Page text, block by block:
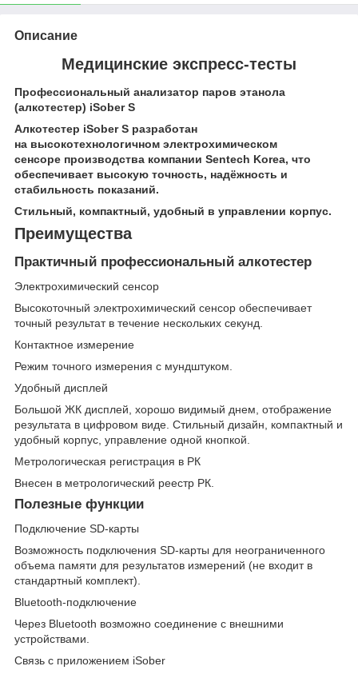
Описание
Медицинские экспресс-тесты
Профессиональный анализатор паров этанола
(алкотестер) iSober S
Алкотестер iSober S разработан
на высокотехнологичном электрохимическом
сенсоре производства компании Sentech Korea, что
обеспечивает высокую точность, надёжность и
стабильность показаний.
Стильный, компактный, удобный в управлении корпус.
Преимущества
Практичный профессиональный алкотестер
Электрохимический сенсор
Высокоточный электрохимический сенсор обеспечивает
точный результат в течение нескольких секунд.
Контактное измерение
Режим точного измерения с мундштуком.
Удобный дисплей
Большой ЖК дисплей, хорошо видимый днем, отображение
результата в цифровом виде. Стильный дизайн, компактный и
удобный корпус, управление одной кнопкой.
Метрологическая регистрация в РК
Внесен в метрологический реестр РК.
Полезные функции
Подключение SD-карты
Возможность подключения SD-карты для неограниченного
объема памяти для результатов измерений (не входит в
стандартный комплект).
Bluetooth-подключение
Через Bluetooth возможно соединение с внешними
устройствами.
Связь с приложением iSober